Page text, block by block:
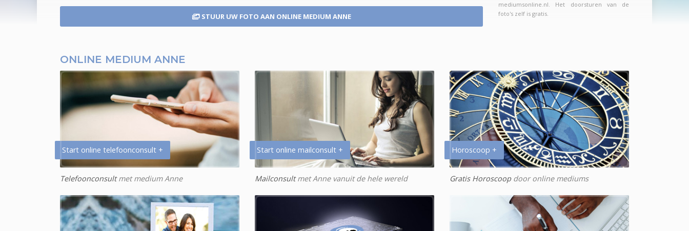
STUUR UW FOTO AAN ONLINE MEDIUM ANNE
mediumsonline.nl. Het doorsturen van de
foto's zelf is gratis.
ONLINE MEDIUM ANNE
Start online telefoonconsult +
Telefoonconsultmet medium Anne
Start online mailconsult +
Mailconsultmet Anne vanuit de hele wereld
Horoscoop +
Gratis Horoscoopdoor online mediums